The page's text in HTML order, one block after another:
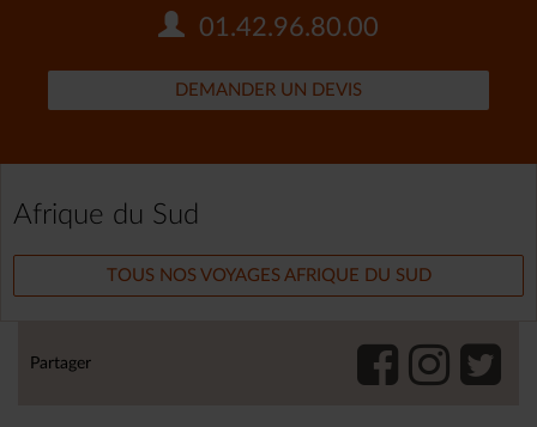
01.42.96.80.00
DEMANDER UN DEVIS
Afrique du Sud
TOUS NOS VOYAGES AFRIQUE DU SUD
Partager